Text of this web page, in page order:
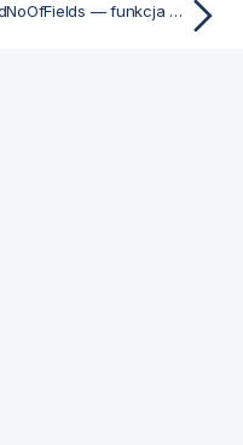
QvdNoOfFields — funkcja skryptu